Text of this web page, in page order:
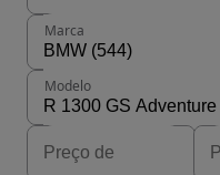
Marca
Modelo